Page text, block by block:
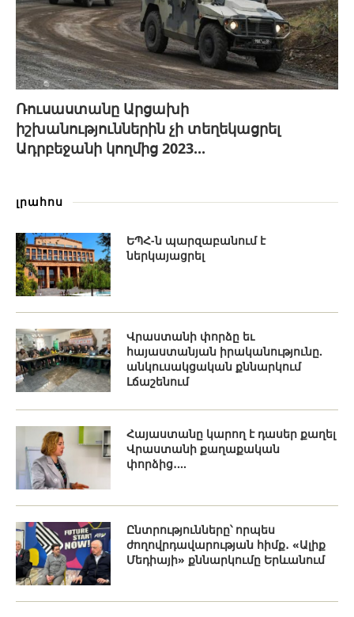
Ռուսաստանը Արցախի
իշխանություններին չի տեղեկացրել
Ադրբեջանի կողմից 2023...
լրահոս
ԵՊՀ-ն պարզաբանում է
ներկայացրել
Վրաստանի փորձը եւ
հայաստանյան իրականությունը.
անկուսակցական քննարկում
Լճաշենում
Հայաստանը կարող է դասեր քաղել
Վրաստանի քաղաքական
փորձից․...
Ընտրությունները՝ որպես
ժողովրդավարության հիմք․ «Ալիք
Մեդիայի» քննարկումը Երևանում